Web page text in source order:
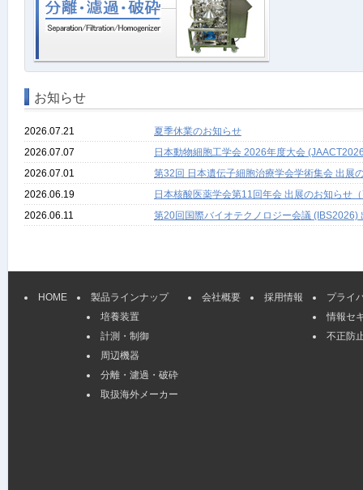
お知らせ
2026.07.21
夏季休業のお知らせ
2026.07.07
日本動物細胞工学会 2026年度大会
2026.07.01
第32回 日本遺伝子細胞治療学会学術集会 出展
2026.06.19
日本核酸医薬学会第11回年会 出展のお知らせ
2026.06.11
第20回国際バイオテクノロジー会議
HOME
製品ラインナップ
培養装置
計測・制御
周辺機器
分離・濾過・破砕
取扱海外メーカー
会社概要 採用情報
プライ
情報セ
不正防